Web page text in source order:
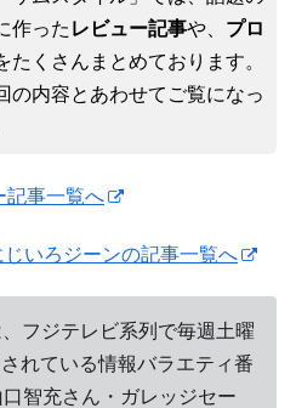
作った レビュー記事や、 プロ
たくさんまとめております。
の内容とあわせてご覧になっ
記事一覧へ
じいろジーンの記事一覧へ
、フジテレビ系列で毎週土曜
れている情報バラエティ番
智充さん・ガレッジセー